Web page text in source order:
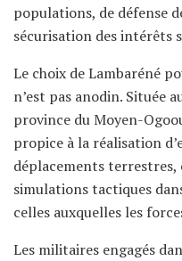
populations, de défense
sécurisation des intérêts
Le choix de Lambaréné
n’est pas anodin.
province du Moyen-
propice à la réalisation
déplacements
simulations tactiques
celles auxquelles les
Les militaires engagés